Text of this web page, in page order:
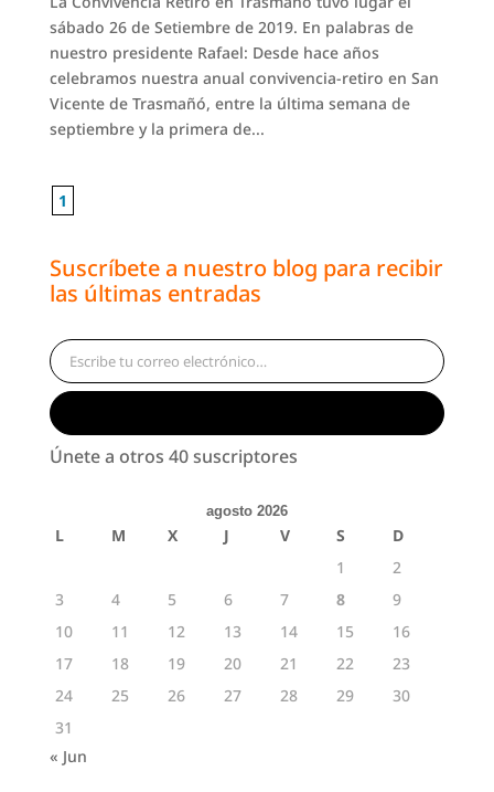
sábado 26 de Setiembre de 2019. En palabras de
nuestro presidente Rafael: Desde hace años
celebramos nuestra anual convivencia-retiro en San
Vicente de Trasmañó, entre la última semana de
septiembre y la primera de...
1
Suscríbete a nuestro blog para recibir
las últimas entradas
Escribe tu correo electrónico…
Únete a otros 40 suscriptores
agosto 2026
L M X J V S
D
1
2
3
4 5 6 7 8
9
10
11 12 13 14 15
16
17
18 19 20 21 22
23
24
25 26 27 28 29
30
31
« Jun